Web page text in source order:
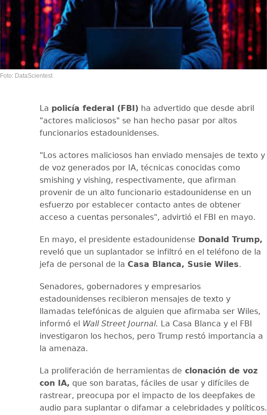
Foto: DataScientest
La policía federal (FBI) ha advertido que desde abril
"actores maliciosos" se han hecho pasar por altos
funcionarios estadounidenses.
"Los actores maliciosos han enviado mensajes de texto y
de voz generados por IA, técnicas conocidas como
smishing y vishing, respectivamente, que afirman
provenir de un alto funcionario estadounidense en un
esfuerzo por establecer contacto antes de obtener
acceso a cuentas personales", advirtió el FBI en mayo.
En mayo, el presidente estadounidense Donald Trump,
reveló que un suplantador se infiltró en el teléfono de la
jefa de personal de la Casa Blanca, Susie Wiles.
Senadores, gobernadores y empresarios
estadounidenses recibieron mensajes de texto y
llamadas telefónicas de alguien que afirmaba ser Wiles,
informó el Wall Street Journal. La Casa Blanca y el FBI
investigaron los hechos, pero Trump restó importancia a
la amenaza.
La proliferación de herramientas de clonación de voz
con IA, que son baratas, fáciles de usar y difíciles de
rastrear, preocupa por el impacto de los deepfakes de
audio para suplantar o difamar a celebridades y políticos.